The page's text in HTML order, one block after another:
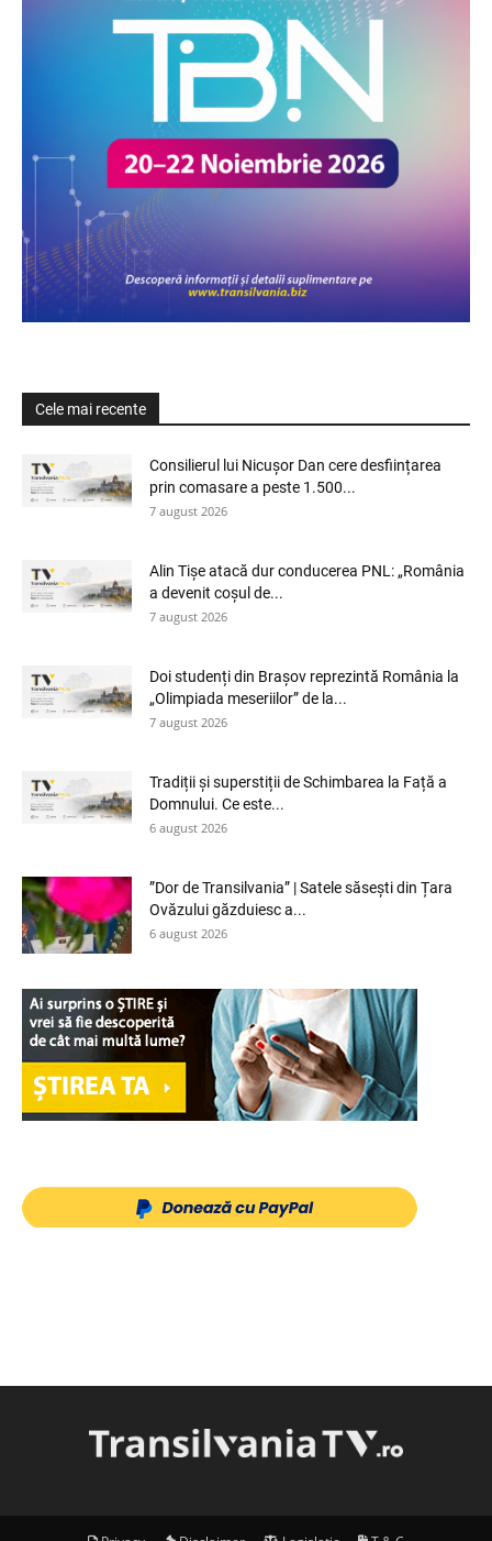
Cele mai recente
Consilierul lui Nicușor Dan cere desființarea
prin comasare a peste 1.500...
7 august 2026
Alin Tișe atacă dur conducerea PNL: „România
a devenit coșul de...
7 august 2026
Doi studenți din Brașov reprezintă România la
„Olimpiada meseriilor” de la...
7 august 2026
Tradiții și superstiții de Schimbarea la Față a
Domnului. Ce este...
6 august 2026
”Dor de Transilvania” | Satele săsești din Țara
Ovăzului găzduiesc a...
6 august 2026